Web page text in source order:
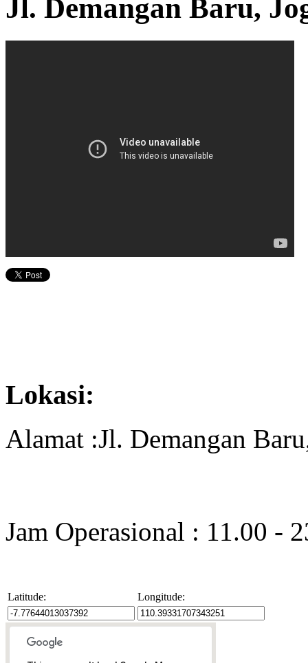
Jl. Demangan Baru,
Lokasi:
Alamat :Jl. Demangan
Jam Operasional : 11.00 -
Latitude: Longitude: